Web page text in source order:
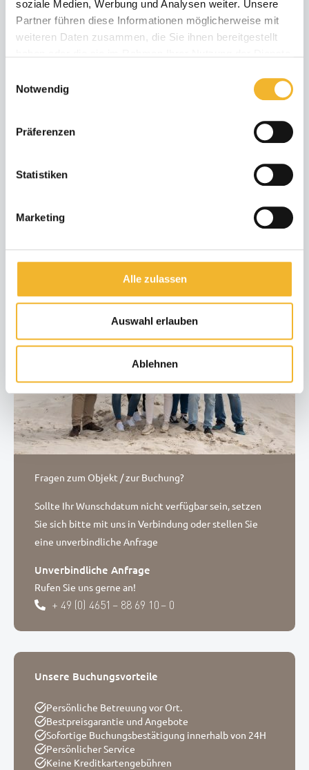
soziale Medien, Werbung und Analysen weiter. Unsere
Partner führen diese Informationen möglicherweise mit
weiteren Daten zusammen, die Sie ihnen bereitgestellt
Notwendig
Präferenzen
Statistiken
Marketing
Alle zulassen
Auswahl erlauben
Ablehnen
14 Tage bleiben, 11 bezahlen
Fragen zum Objekt / zur Buchung?
Sollte Ihr Wunschdatum nicht verfügbar sein, setzen
Sie sich bitte mit uns in Verbindung oder stellen Sie
eine unverbindliche Anfrage
Unverbindliche Anfrage
Rufen Sie uns gerne an!
+ 49 (0) 4651 – 88 69 10 – 0
Unsere Buchungsvorteile
Persönliche Betreuung vor Ort.
Bestpreisgarantie und Angebote
Sofortige Buchungsbestätigung innerhalb von 24H
Persönlicher Service
Keine Kreditkartengebühren